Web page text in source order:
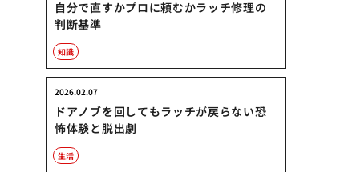
自分で直すかプロに頼むかラッチ修理の
判断基準
知識
ドアノブを回してもラッチが戻らない恐
怖体験と脱出劇
2026.02.07
生活